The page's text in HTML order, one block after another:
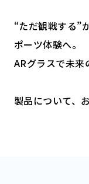
“ただ観戦する”
ポーツ体験へ。
ARグラスで未来
製品について、